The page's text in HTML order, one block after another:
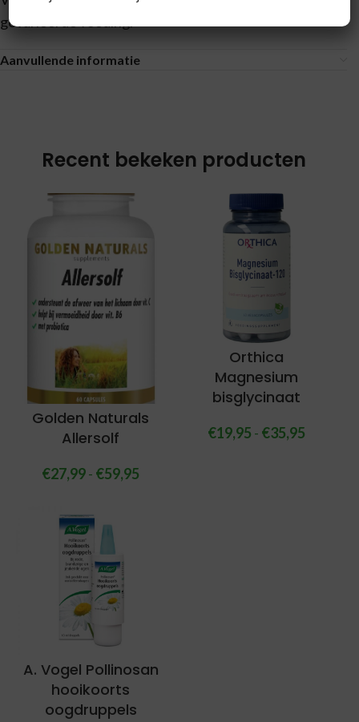
gevarieerde voeding.
Aanvullende informatie
Recent bekeken producten
Golden Naturals
Allersolf
€27,99- €59,95
Orthica
Magnesium
bisglycinaat
€19,95 - €35,95
A. Vogel Pollinosan
hooikoorts
oogdruppels